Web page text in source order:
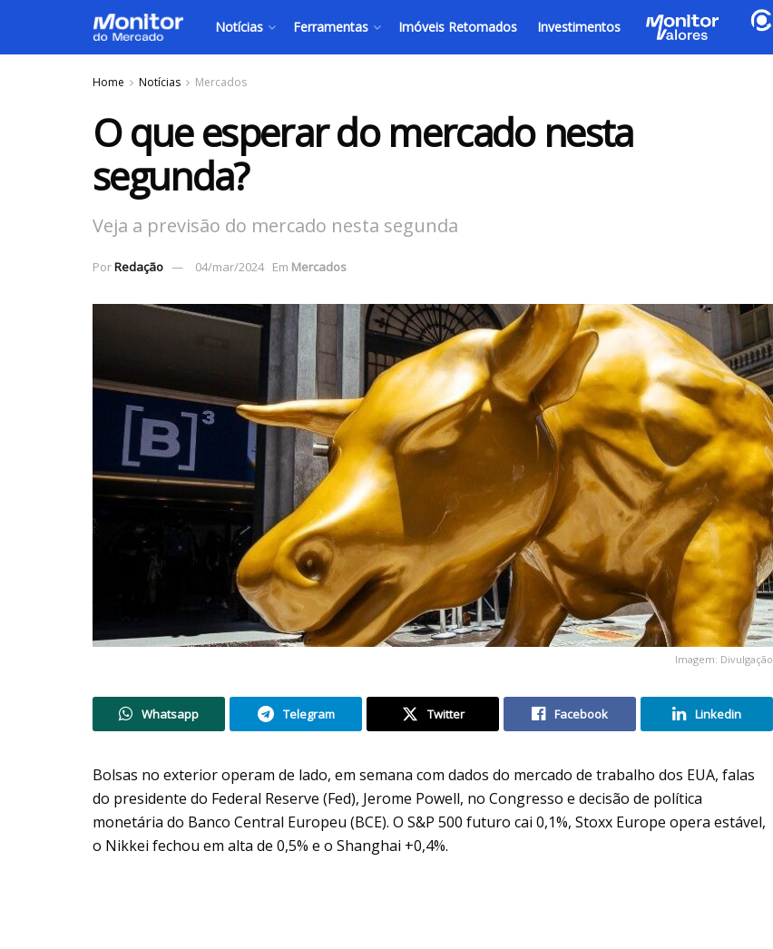
Notícias Ferramentas Imóveis Retomados Investimentos
Home Notícias Mercados
O que esperar do mercado nesta
segunda?
Veja a previsão do mercado nesta segunda
PorRedação 04/mar/2024 Em Mercados
Imagem: Divulgação
Whatsapp Telegram Twitter Facebook Linkedin
Bolsas no exterior operam de lado, em semana com dados do mercado de trabalho dos EUA, falas
do presidente do Federal Reserve (Fed), Jerome Powell, no Congresso e decisão de política
monetária do Banco Central Europeu (BCE). O S&P 500 futuro cai 0,1%, Stoxx Europe opera estável,
o Nikkei fechou em alta de 0,5% e o Shanghai +0,4%.